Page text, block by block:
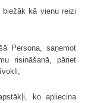
kā vienu reizi
Persona, saņemot
risināšanā, pāriet
ko apliecina